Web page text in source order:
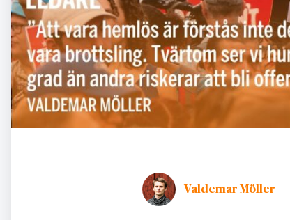
Valdemar Möller